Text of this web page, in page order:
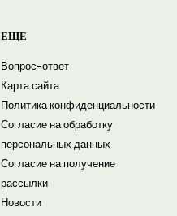
ЕЩЕ
Вопрос-ответ
Карта сайта
Политика конфиденциальности
Согласие на обработку
персональных данных
Согласие на получение
рассылки
Новости